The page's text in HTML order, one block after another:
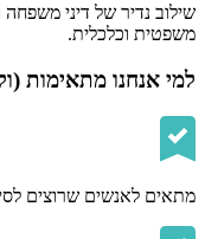
שילוב נדיר של דיני
משפטית וכלכלית.
למי אנחנו מתאימות
מתאים לאנשים שרוצים